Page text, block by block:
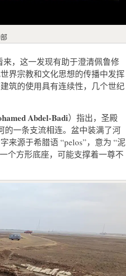
来，这一发现有助于澄清佩鲁修
界宗教和文化思想的传播中发挥
筑的使用具有连续性，几个世纪
Abdel-Badi）指出，圣殿
的一条支流相连。盆中装满了河
来源于希腊语 “pelos”，意为 “泥
个方形底座，可能支撑着一尊不